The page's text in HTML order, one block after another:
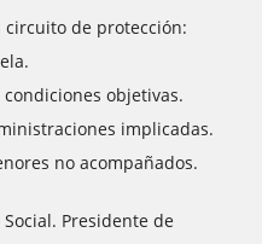
circuito de protección:
objetivas.
implicadas.
no acompañados.
Presidente de